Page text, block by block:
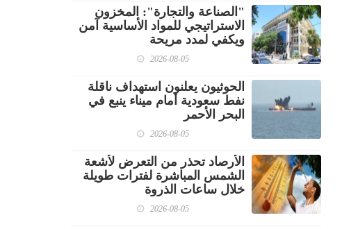
"الصناعة والتجارة": المخزون
الاستراتيجي للمواد الأساسية آمن
ويكفي لمدد مريحة
2026-08-05
الحوثيون يعلنون استهداف ناقلة
نفط سعودية أمام ميناء ينبع في
البحر الأحمر
2026-08-05
الأرصاد تحذر من التعرض لأشعة
الشمس المباشرة لفترات طويلة
خلال ساعات الذروة
2026-08-05